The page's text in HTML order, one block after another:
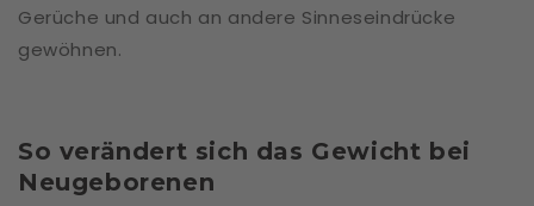
Gerüche und auch an andere Sinneseindrücke
gewöhnen.
So verändert sich das Gewicht bei
Neugeborenen